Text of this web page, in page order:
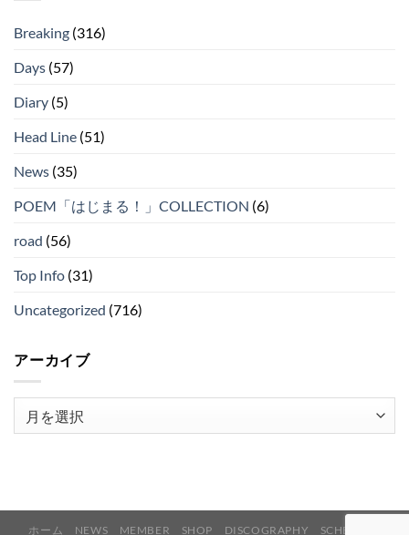
Breaking (316)
Days (57)
Diary (5)
Head Line (51)
News (35)
POEM「はじまる！」COLLECTION (6)
road (56)
Top Info (31)
Uncategorized (716)
アーカイブ
ホーム NEWS MEMBER SHOP DISCOGRAPHY SCHEDULE